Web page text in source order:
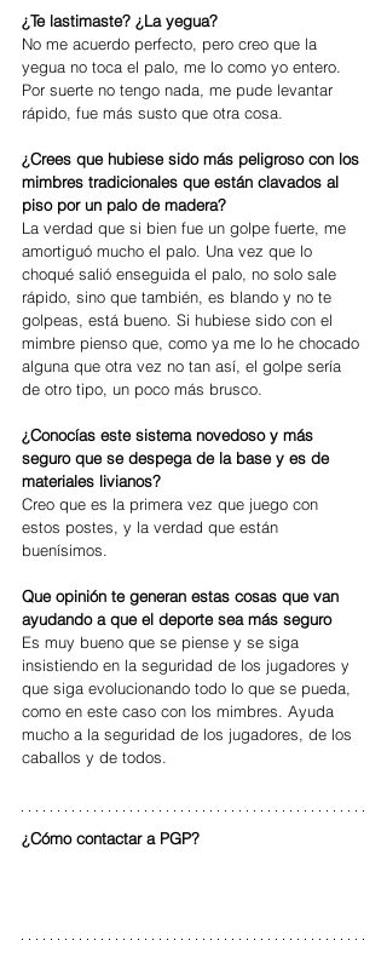
¿Te lastimaste? ¿La yegua?
No me acuerdo perfecto, pero creo que la
yegua no toca el palo, me lo como yo entero.
Por suerte no tengo nada, me pude levantar
rápido, fue más susto que otra cosa.
¿Crees que hubiese sido más peligroso con los
mimbres tradicionales que están clavados al
piso por un palo de madera?
La verdad que si bien fue un golpe fuerte, me
amortiguó mucho el palo. Una vez que lo
choqué salió enseguida el palo, no solo sale
rápido, sino que también, es blando y no te
golpeas, está bueno. Si hubiese sido con el
mimbre pienso que, como ya me lo he chocado
alguna que otra vez no tan así, el golpe sería
de otro tipo, un poco más brusco.
¿Conocías este sistema novedoso y más
seguro que se despega de la base y es de
materiales livianos?
Creo que es la primera vez que juego con
estos postes, y la verdad que están
buenísimos.
Que opinión te generan estas cosas que van
ayudando a que el deporte sea más seguro
Es muy bueno que se piense y se siga
insistiendo en la seguridad de los jugadores y
que siga evolucionando todo lo que se pueda,
como en este caso con los mimbres. Ayuda
mucho a la seguridad de los jugadores, de los
caballos y de todos.
¿Cómo contactar a PGP?